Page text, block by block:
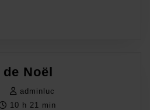
Noël
Paniers
de
30
novembre
adminluc
10 h 21 min